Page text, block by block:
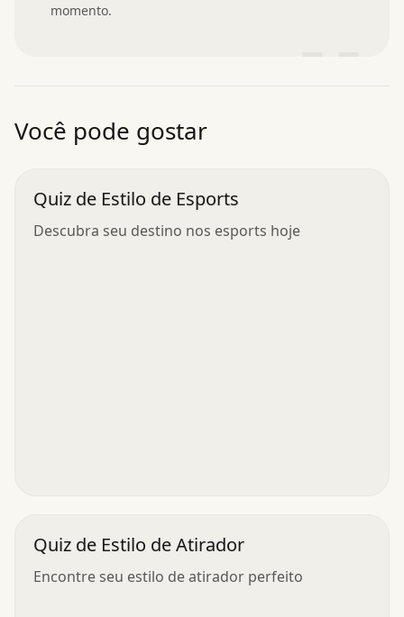
momento.
Você pode gostar
Quiz de Estilo de Esports
Descubra seu destino nos esports hoje
Quiz de Estilo de Atirador
Encontre seu estilo de atirador perfeito